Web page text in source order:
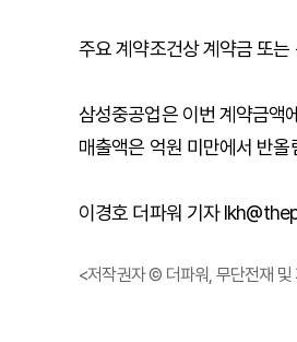
주요 계약조건상 계약금 또
삼성중공업은 이번 계약금액
매출액은 억원 미만에서 반올
이경호 더파워 기자
<저작권자 © 더파워, 무단전재 및